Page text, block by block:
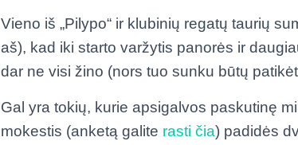
Vieno iš „Pilypo“ ir klubinių regatų taurių
aš), kad iki starto varžytis panorės ir
dar ne visi žino (nors tuo sunku būtų
Gal yra tokių, kurie apsigalvos paskutinę
mokestis (anketą galite rasti čia) padidės